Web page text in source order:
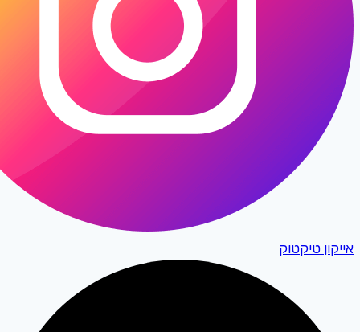
אייקון טיקטוק